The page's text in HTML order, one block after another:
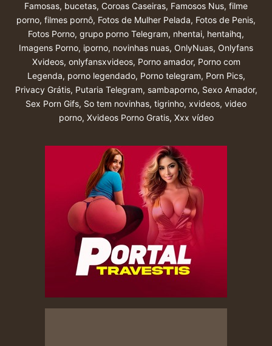
Famosas, bucetas, Coroas Caseiras, Famosos Nus, filme
porno, filmes pornô, Fotos de Mulher Pelada, Fotos de Penis,
Fotos Porno, grupo porno Telegram, nhentai, hentaihq,
Imagens Porno, iporno, novinhas nuas, OnlyNuas, Onlyfans
Xvideos, onlyfansxvideos, Porno amador, Porno com
Legenda, porno legendado, Porno telegram, Porn Pics,
Privacy Grátis, Putaria Telegram, sambaporno, Sexo Amador,
Sex Porn Gifs, So tem novinhas, tigrinho, xvideos, video
porno, Xvideos Porno Gratis, Xxx vídeo